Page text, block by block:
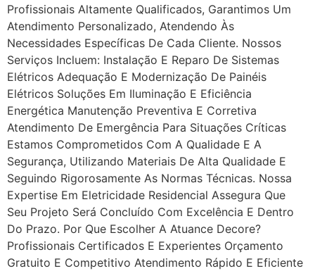
Profissionais Altamente Qualificados, Garantimos Um
Atendimento Personalizado, Atendendo Às
Necessidades Específicas De Cada Cliente. Nossos
Serviços Incluem: Instalação E Reparo De Sistemas
Elétricos Adequação E Modernização De Painéis
Elétricos Soluções Em Iluminação E Eficiência
Energética Manutenção Preventiva E Corretiva
Atendimento De Emergência Para Situações Críticas
Estamos Comprometidos Com A Qualidade E A
Segurança, Utilizando Materiais De Alta Qualidade E
Seguindo Rigorosamente As Normas Técnicas. Nossa
Expertise Em Eletricidade Residencial Assegura Que
Seu Projeto Será Concluído Com Excelência E Dentro
Do Prazo. Por Que Escolher A Atuance Decore?
Profissionais Certificados E Experientes Orçamento
Gratuito E Competitivo Atendimento Rápido E Eficiente